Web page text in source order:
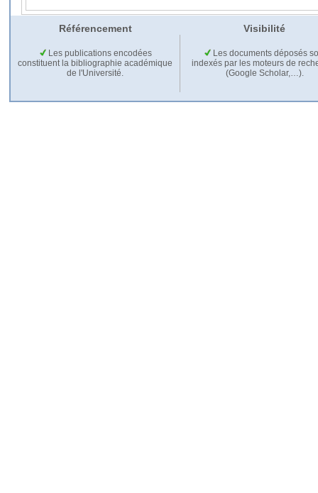
Référencement Visibilité
Les publications encodées
constituent la bibliographie académique
de l'Université.
Les documents déposés
indexés par les moteurs de
(Google Scholar,…).